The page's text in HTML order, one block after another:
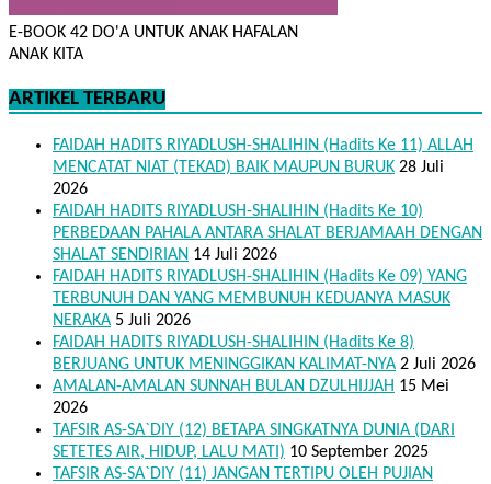
E-BOOK 42 DO'A UNTUK ANAK HAFALAN
ANAK KITA
ARTIKEL TERBARU
FAIDAH HADITS RIYADLUSH-SHALIHIN (Hadits Ke 11) ALLAH
MENCATAT NIAT (TEKAD) BAIK MAUPUN BURUK 28 Juli
2026
FAIDAH HADITS RIYADLUSH-SHALIHIN (Hadits Ke 10)
PERBEDAAN PAHALA ANTARA SHALAT BERJAMAAH DENGAN
SHALAT SENDIRIAN 14 Juli 2026
FAIDAH HADITS RIYADLUSH-SHALIHIN (Hadits Ke 09) YANG
TERBUNUH DAN YANG MEMBUNUH KEDUANYA MASUK
NERAKA 5 Juli 2026
FAIDAH HADITS RIYADLUSH-SHALIHIN (Hadits Ke 8)
BERJUANG UNTUK MENINGGIKAN KALIMAT-NYA 2 Juli 2026
AMALAN-AMALAN SUNNAH BULAN DZULHIJJAH 15 Mei
2026
TAFSIR AS-SA`DIY (12) BETAPA SINGKATNYA DUNIA (DARI
SETETES AIR, HIDUP, LALU MATI) 10 September 2025
TAFSIR AS-SA`DIY (11) JANGAN TERTIPU OLEH PUJIAN